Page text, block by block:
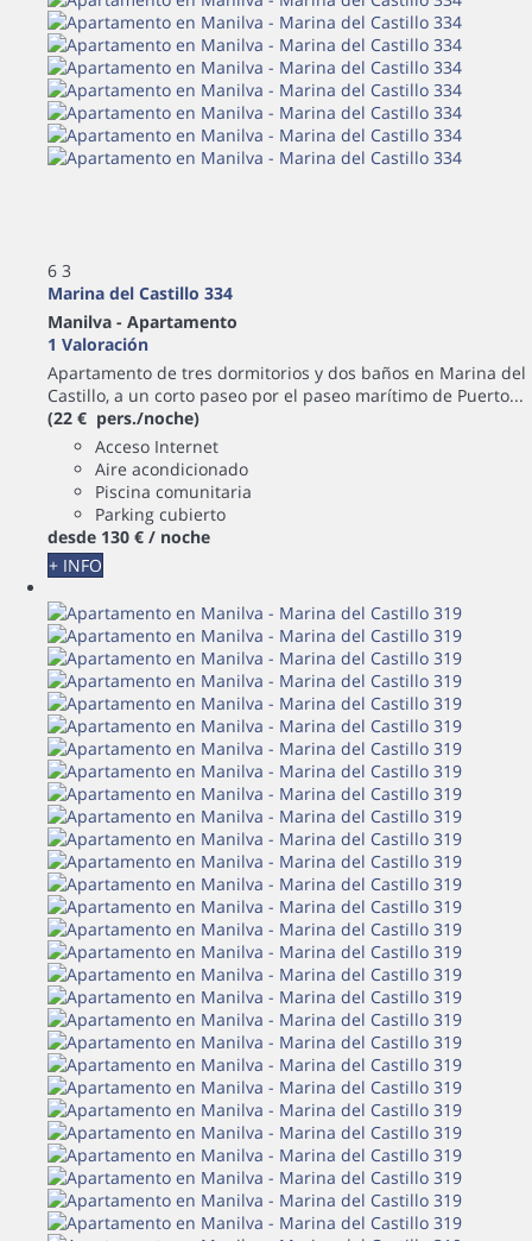
6 3
Marina del Castillo 334
Manilva - Apartamento
1 Valoración
Apartamento de tres dormitorios y dos baños en Marina del
Castillo, a un corto paseo por el paseo marítimo de Puerto...
(22 € pers./noche)
Acceso Internet
Aire acondicionado
Piscina comunitaria
Parking cubierto
desde 130 € / noche
+ INFO